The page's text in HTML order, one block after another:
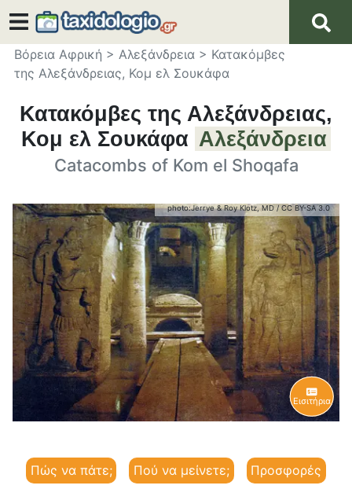
Βόρεια Αφρική > Αλεξάνδρεια > Κατακόμβες
της Αλεξάνδρειας, Κομ ελ Σουκάφα
Κατακόμβες της Αλεξάνδρειας,
Κομ ελ Σουκάφα Αλεξάνδρεια
Catacombs of Kom el Shoqafa
photo:Jerrye & Roy Klotz, MD / CC BY-SA 3.0
Εισιτήρια
Πώς να πάτε; Πού να μείνετε; Προσφορές